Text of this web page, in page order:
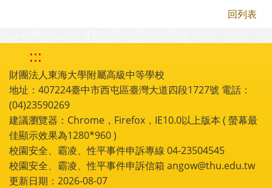
回列表
:::
財團法人東海大學附屬高級中等學校
地址：407224臺中市西屯區臺灣大道四段1727號 電話：
(04)23590269
建議瀏覽器：Chrome，Firefox，IE10.0以上版本 ( 螢幕最
佳顯示效果為1280*960 )
校園安全、霸凌、性平事件申訴專線 04-23504545
校園安全、霸凌、性平事件申訴信箱 angow@thu.edu.tw
更新日期：2026-08-07